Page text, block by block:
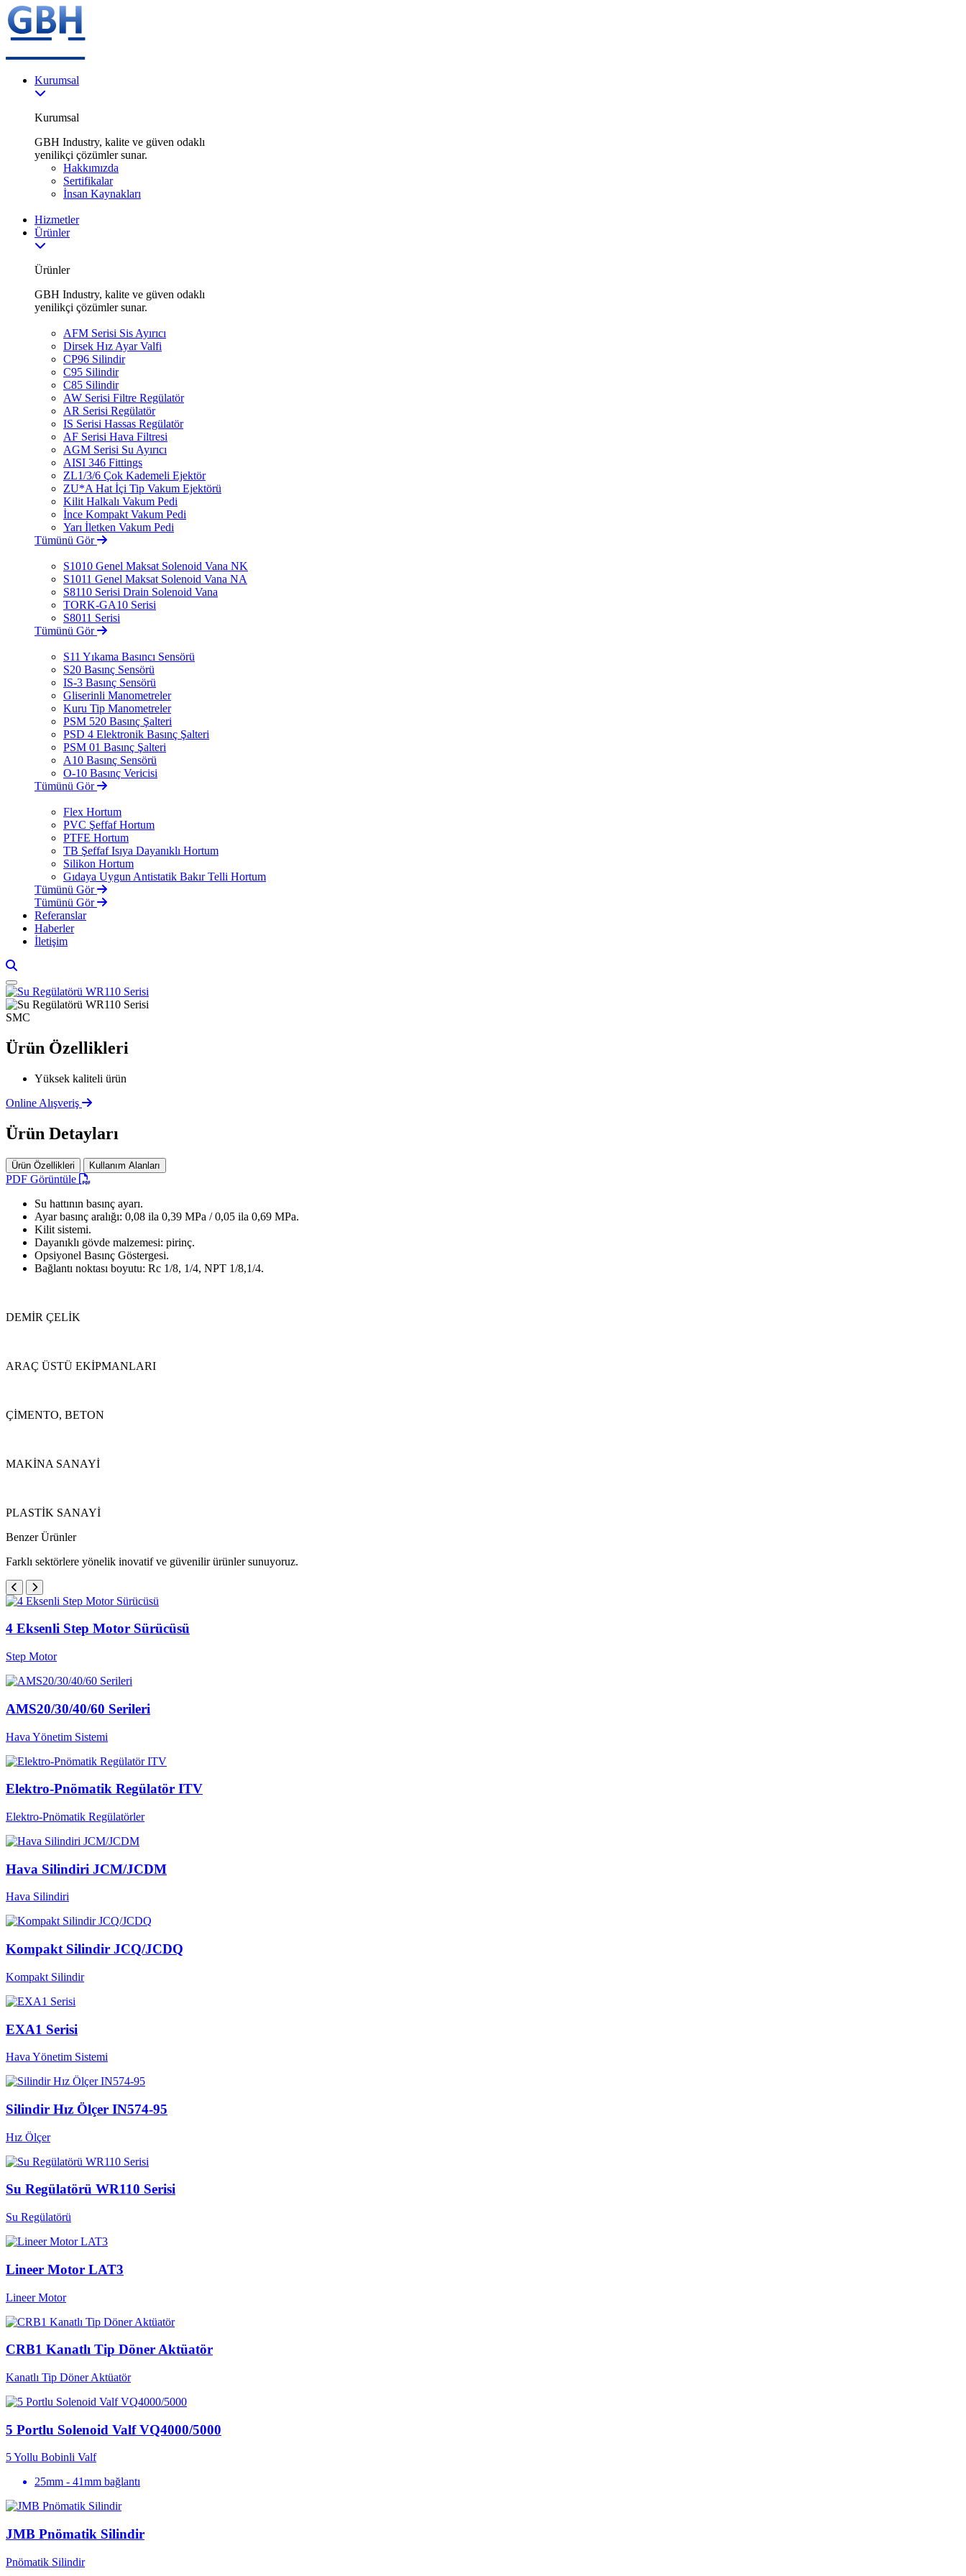
Kurumsal
Kurumsal
GBH Industry, kalite ve güven odaklı
yenilikçi çözümler sunar.
Hakkımızda
Sertifikalar
İnsan Kaynakları
Hizmetler
Ürünler
Ürünler
GBH Industry, kalite ve güven odaklı
yenilikçi çözümler sunar.
AFM Serisi Sis Ayırıcı
Dirsek Hız Ayar Valfi
CP96 Silindir
C95 Silindir
C85 Silindir
AW Serisi Filtre Regülatör
AR Serisi Regülatör
IS Serisi Hassas Regülatör
AF Serisi Hava Filtresi
AGM Serisi Su Ayırıcı
AISI 346 Fittings
ZL1/3/6 Çok Kademeli Ejektör
ZU*A Hat İçi Tip Vakum Ejektörü
Kilit Halkalı Vakum Pedi
İnce Kompakt Vakum Pedi
Yarı İletken Vakum Pedi
Tümünü Gör
S1010 Genel Maksat Solenoid Vana NK
S1011 Genel Maksat Solenoid Vana NA
S8110 Serisi Drain Solenoid Vana
TORK-GA10 Serisi
S8011 Serisi
Tümünü Gör
S11 Yıkama Basıncı Sensörü
S20 Basınç Sensörü
IS-3 Basınç Sensörü
Gliserinli Manometreler
Kuru Tip Manometreler
PSM 520 Basınç Şalteri
PSD 4 Elektronik Basınç Şalteri
PSM 01 Basınç Şalteri
A10 Basınç Sensörü
O-10 Basınç Vericisi
Tümünü Gör
Flex Hortum
PVC Şeffaf Hortum
PTFE Hortum
TB Şeffaf Isıya Dayanıklı Hortum
Silikon Hortum
Gıdaya Uygun Antistatik Bakır Telli Hortum
Tümünü Gör
Tümünü Gör
Referanslar
Haberler
İletişim
SMC
Ürün Özellikleri
Yüksek kaliteli ürün
Online Alışveriş
Ürün Detayları
Ürün Özellikleri Kullanım Alanları
PDF Görüntüle
Su hattının basınç ayarı.
Ayar basınç aralığı: 0,08 ila 0,39 MPa / 0,05 ila 0,69 MPa.
Kilit sistemi.
Dayanıklı gövde malzemesi: pirinç.
Opsiyonel Basınç Göstergesi.
Bağlantı noktası boyutu: Rc 1/8, 1/4, NPT 1/8,1/4.
DEMİR ÇELİK
ARAÇ ÜSTÜ EKİPMANLARI
ÇİMENTO, BETON
MAKİNA SANAYİ
PLASTİK SANAYİ
Benzer Ürünler
Farklı sektörlere yönelik inovatif ve güvenilir ürünler sunuyoruz.
4 Eksenli Step Motor Sürücüsü
Step Motor
AMS20/30/40/60 Serileri
Hava Yönetim Sistemi
Elektro-Pnömatik Regülatör ITV
Elektro-Pnömatik Regülatörler
Hava Silindiri JCM/JCDM
Hava Silindiri
Kompakt Silindir JCQ/JCDQ
Kompakt Silindir
EXA1 Serisi
Hava Yönetim Sistemi
Silindir Hız Ölçer IN574-95
Hız Ölçer
Su Regülatörü WR110 Serisi
Su Regülatörü
Lineer Motor LAT3
Lineer Motor
CRB1 Kanatlı Tip Döner Aktüatör
Kanatlı Tip Döner Aktüatör
5 Portlu Solenoid Valf VQ4000/5000
5 Yollu Bobinli Valf
25mm - 41mm bağlantı
JMB Pnömatik Silindir
Pnömatik Silindir